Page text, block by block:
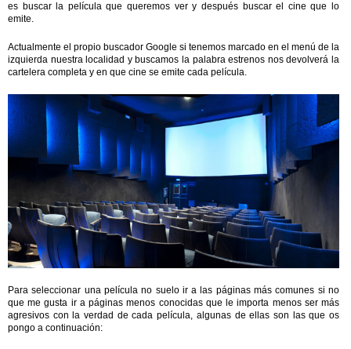
es buscar la película que queremos ver y después buscar el cine que lo
emite.
Actualmente el propio buscador Google si tenemos marcado en el menú de la
izquierda nuestra localidad y buscamos la palabra estrenos nos devolverá la
cartelera completa y en que cine se emite cada película.
Para seleccionar una película no suelo ir a las páginas más comunes si no
que me gusta ir a páginas menos conocidas que le importa menos ser más
agresivos con la verdad de cada película, algunas de ellas son las que os
pongo a continuación: